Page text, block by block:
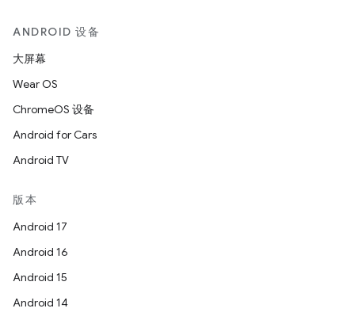
ANDROID 设备
大屏幕
Wear OS
ChromeOS 设备
Android for Cars
Android TV
版本
Android 17
Android 16
Android 15
Android 14